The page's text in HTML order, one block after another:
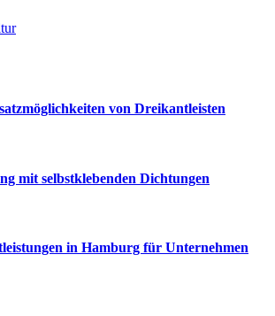
von Dreikantleisten
mit selbstklebenden Dichtungen
in Hamburg für Unternehmen